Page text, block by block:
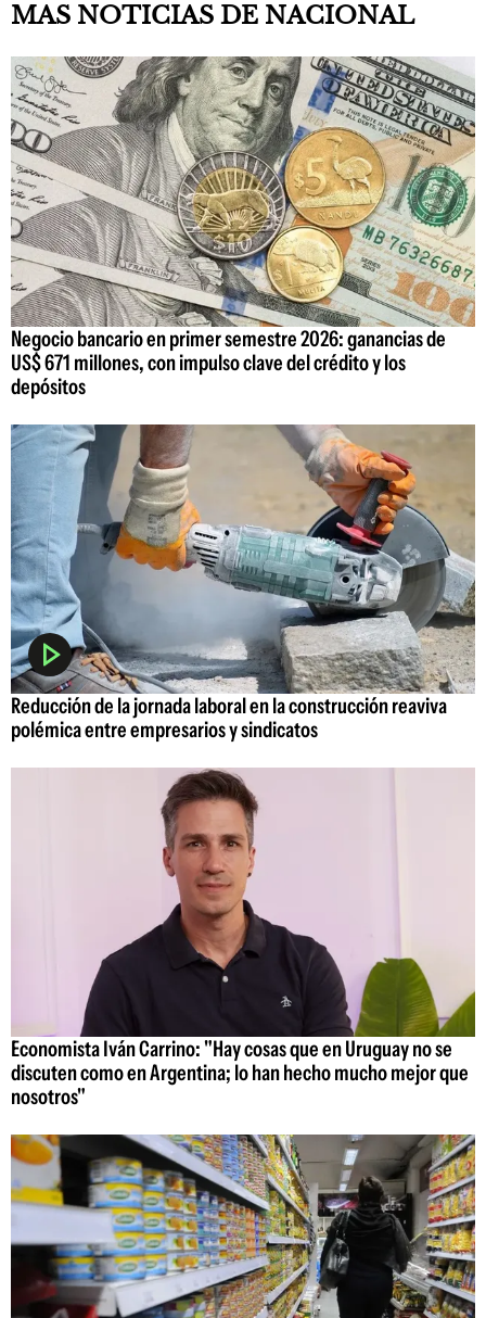
MAS NOTICIAS DE NACIONAL
Negocio bancario en primer semestre 2026: ganancias de
US$ 671 millones, con impulso clave del crédito y los
depósitos
Reducción de la jornada laboral en la construcción reaviva
polémica entre empresarios y sindicatos
Economista Iván Carrino: "Hay cosas que en Uruguay no se
discuten como en Argentina; lo han hecho mucho mejor que
nosotros"